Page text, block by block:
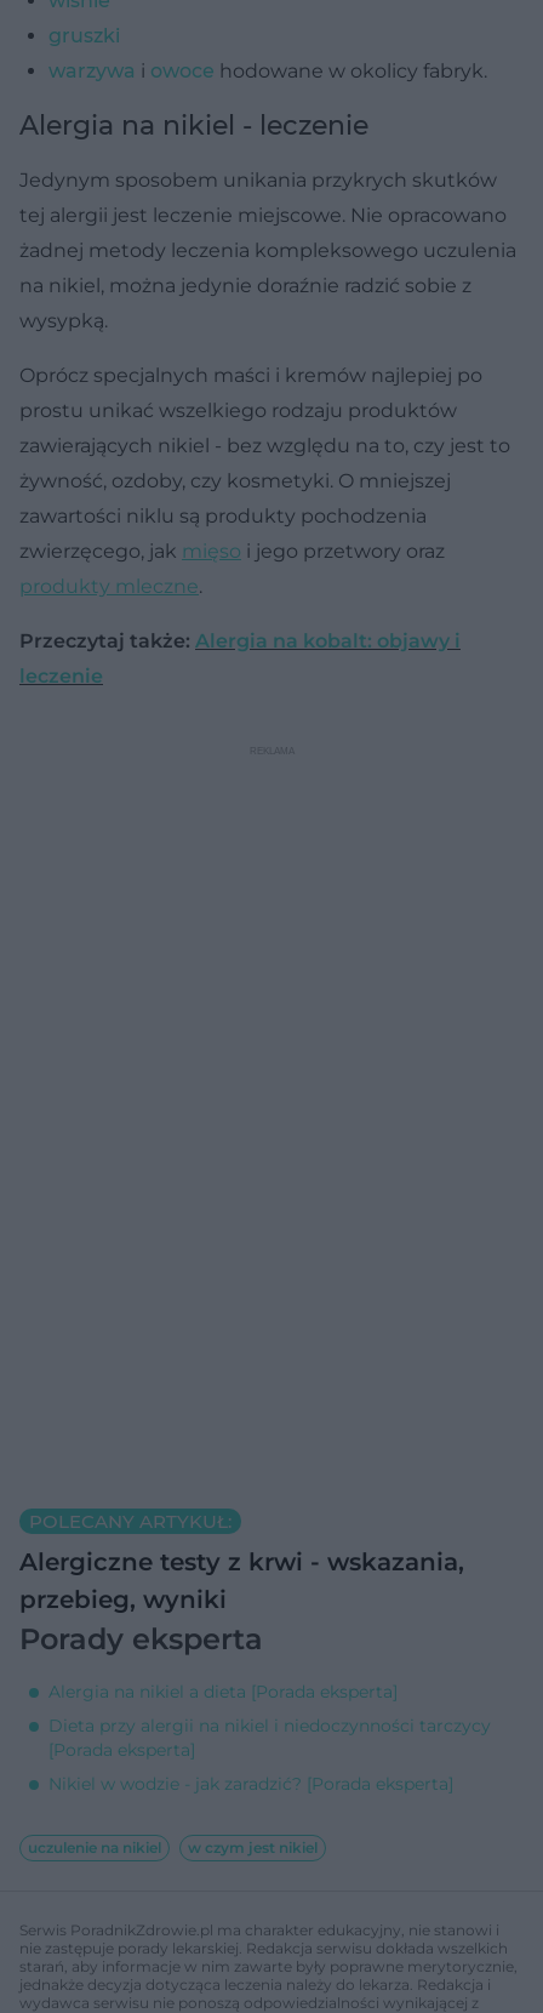
gruszki
warzywa i owoce hodowane w okolicy fabryk.
Alergia na nikiel - leczenie
Jedynym sposobem unikania przykrych skutków
tej alergii jest leczenie miejscowe. Nie opracowano
żadnej metody leczenia kompleksowego uczulenia
na nikiel, można jedynie doraźnie radzić sobie z
wysypką.
Oprócz specjalnych maści i kremów najlepiej po
prostu unikać wszelkiego rodzaju produktów
zawierających nikiel - bez względu na to, czy jest to
żywność, ozdoby, czy kosmetyki. O mniejszej
zawartości niklu są produkty pochodzenia
zwierzęcego, jak mięso i jego przetwory oraz
produkty mleczne.
Przeczytaj także: Alergia na kobalt: objawy i
leczenie
POLECANY ARTYKUŁ:
Alergiczne testy z krwi - wskazania,
przebieg, wyniki
Porady eksperta
Alergia na nikiel a dieta [Porada eksperta]
Dieta przy alergii na nikiel i niedoczynności tarczycy
[Porada eksperta]
Nikiel w wodzie - jak zaradzić? [Porada eksperta]
uczulenie na nikiel w czym jest nikiel
Serwis PoradnikZdrowie.pl ma charakter edukacyjny, nie stanowi i
nie zastępuje porady lekarskiej. Redakcja serwisu dokłada wszelkich
starań, aby informacje w nim zawarte były poprawne merytorycznie,
jednakże decyzja dotycząca leczenia należy do lekarza. Redakcja i
wydawca serwisu nie ponoszą odpowiedzialności wynikającej z